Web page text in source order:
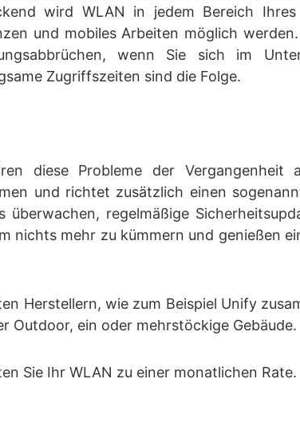
wird WLAN in jedem Bereich
und mobiles Arbeiten möglich
wenn Sie sich im
Zugriffszeiten sind die Folge.
diese Probleme der Vergangenheit
und richtet zusätzlich einen
überwachen, regelmäßige
nichts mehr zu kümmern und genießen
Herstellern, wie zum Beispiel Unify
Outdoor, ein oder mehrstöckige Gebäude.
Sie Ihr WLAN zu einer monatlichen Rate.